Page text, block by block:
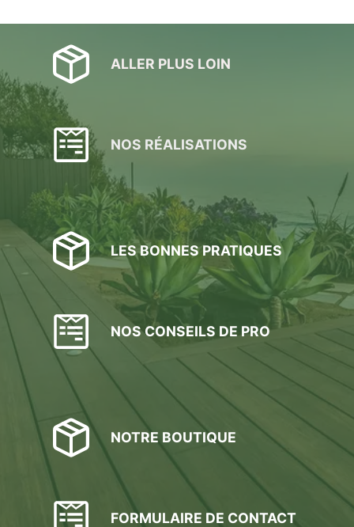
ALLER PLUS LOIN
NOS RÉALISATIONS
LES BONNES PRATIQUES
NOS CONSEILS DE PRO
NOTRE BOUTIQUE
FORMULAIRE DE CONTACT